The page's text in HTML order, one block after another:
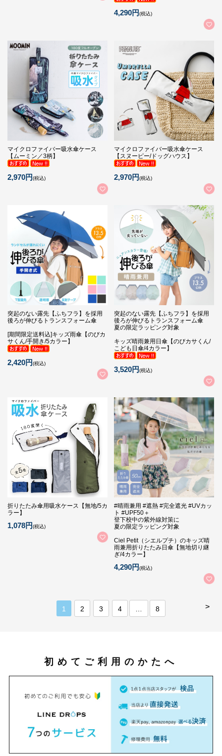
4,290円(税込)
マイクロファイバー吸水傘ケース
【ムーミン／3柄】
2,970円(税込)
マイクロファイバー吸水傘ケース
【スヌーピー/ドッグハウス】
2,970円(税込)
突起のない露先【ふちフラ】を採用
後ろが伸びるトランスフォーム傘
[期間限定送料込]キッズ雨傘【のびカ
サくん/手開き/5カラー】
2,420円(税込)
突起のない露先【ふちフラ】を採用
後ろが伸びるトランスフォーム傘
夏の限定ラッピング対象
キッズ晴雨兼用日傘【のびカサくん/
こども日傘/4カラー】
3,520円(税込)
折りたたみ傘用吸水ケース【無地/5カ
ラー】
1,078円(税込)
#晴雨兼用 #遮熱 #完全遮光 #UVカッ
ト #UPF50＋
登下校中の紫外線対策に
夏の限定ラッピング対象
Ciel Petit（シエルプチ）のキッズ晴
雨兼用折りたたみ日傘【無地切り継
ぎ/4カラー】
4,290円(税込)
>
1 2 3 4 8
初めてご利用のかたへ